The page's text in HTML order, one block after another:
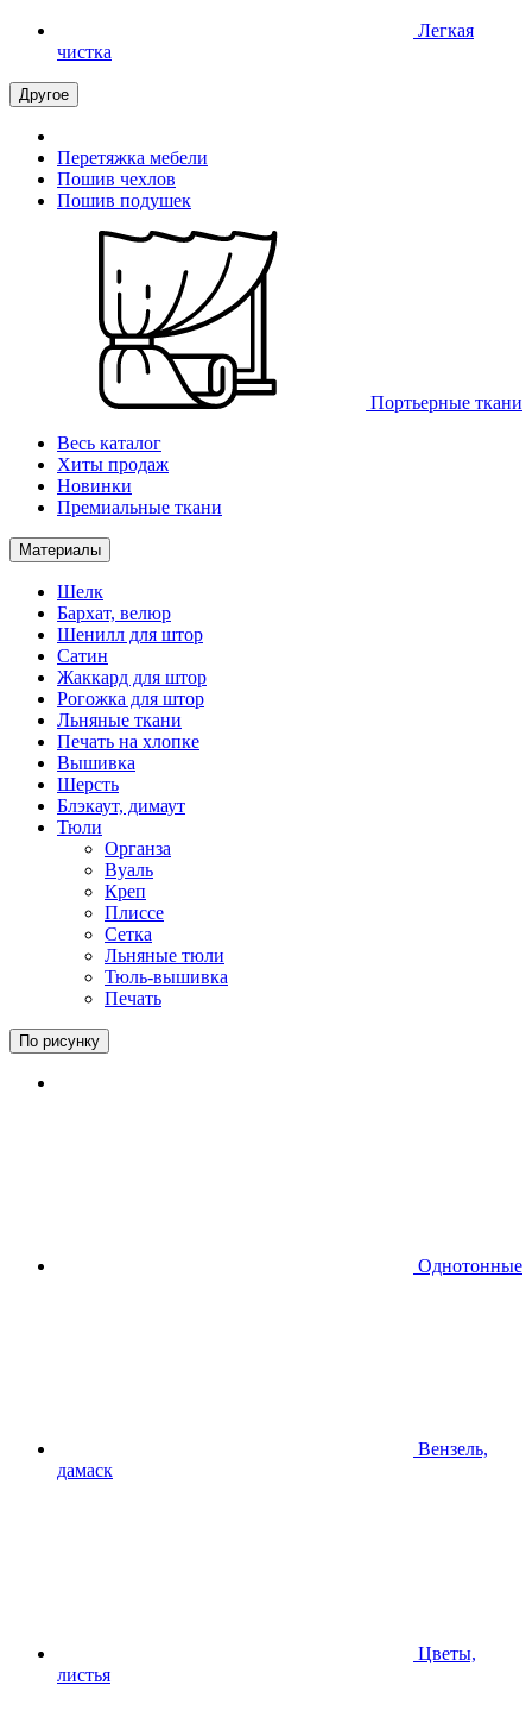
Легкая
чистка
Другое
Перетяжка мебели
Пошив чехлов
Пошив подушек
Портьерные ткани
Весь каталог
Хиты продаж
Новинки
Премиальные ткани
Материалы
Шелк
Бархат, велюр
Шенилл для штор
Сатин
Жаккард для штор
Рогожка для штор
Льняные ткани
Печать на хлопке
Вышивка
Шерсть
Блэкаут, димаут
Тюли
Органза
Вуаль
Креп
Плиссе
Сетка
Льняные тюли
Тюль-вышивка
Печать
По рисунку
Однотонные
Вензель,
дамаск
Цветы,
листья